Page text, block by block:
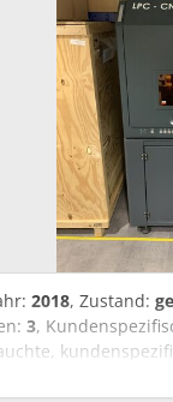
2018, Zustand:
3,
und